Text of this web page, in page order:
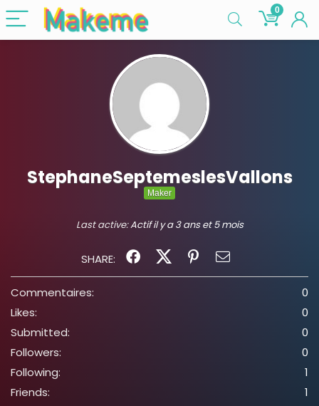
0
StephaneSeptemeslesVallons
Maker
Last active:Actif il y a 3 ans et 5 mois
SHARE:
Commentaires:
0
Likes:
0
Submitted:
0
Followers:
0
Following:
1
Friends:
1